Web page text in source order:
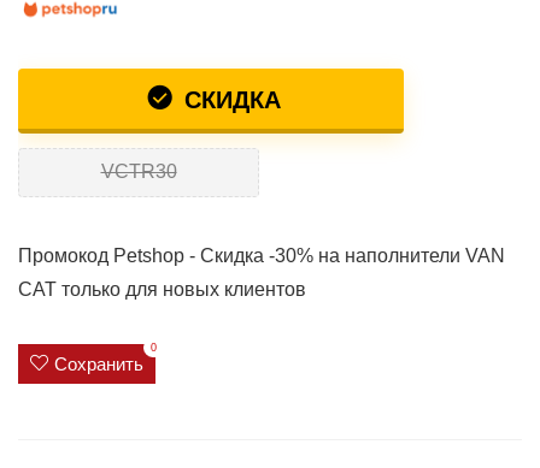
СКИДКА
VCTR30
Промокод Petshop - Скидка -30% на наполнители VAN
CAT только для новых клиентов
Сохранить
0